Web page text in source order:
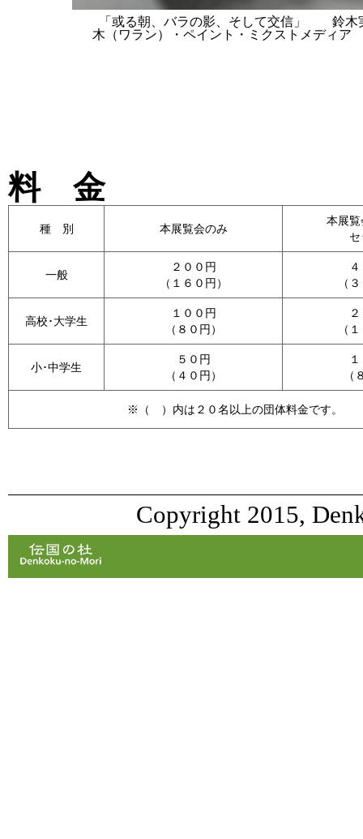
「或る朝、バラの影、そして交信」 鈴木
木（ワラン）・ペイント・ミクストメディア
料 金
種 別 本展覧会のみ
本展
一般
２００円
（１６０円）
（
高校･大学生
１００円
（８０円）
（
小･中学生
５０円
（４０円）
（
※（ ）内は２０名以上の団体料金です。
Copyright 2015,